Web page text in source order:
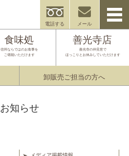
電話する メール
食味処
信州ならではのお食事を
ご堪能いただけます
善光寺店
善光寺の仲見世で
ほっこりとお休みしていただけます
卸販売ご担当の方へ
お知らせ